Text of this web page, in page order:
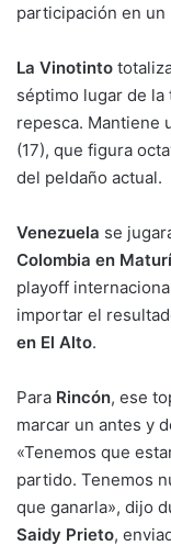
participación en
La Vinotinto
séptimo lugar de la
repesca. Mantiene
(17), que figura
del peldaño actual.
Venezuela se
Colombia en
playoff
importar el
en El Alto.
Para Rincón, ese
marcar un antes y
«Tenemos que
partido. Tenemos
que ganarla», dijo
Saidy Prieto,